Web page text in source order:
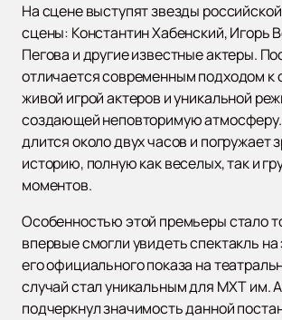
На сцене выступят звезды
сцены: Константин Хабенский, Игорь
Пегова и другие известные актеры.
отличается современным подходом к
живой игрой актеров и уникальной
создающей неповторимую
длится около двух часов и погружает
историю, полную как веселых, так и
моментов.
Особенностью этой премьеры стало
впервые смогли увидеть спектакль
его официального показа на
случай стал уникальным для МХТ им.
подчеркнул значимость данной